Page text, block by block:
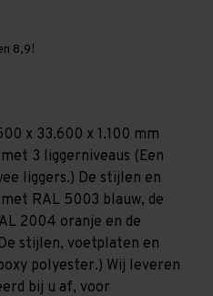
8,9!
x 33.600 x 1.100 mm
3 liggerniveaus (Een
liggers.) De stijlen en
RAL 5003 blauw, de
2004 oranje en de
stijlen, voetplaten en
polyester.) Wij leveren
bij u af, voor